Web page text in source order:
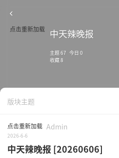
点击重新加载 中天辣晚报
主题 67 今日 0
收藏 8
版块主题
点击重新加载 Admin
2026-6-6
中天辣晚报 [20260606]